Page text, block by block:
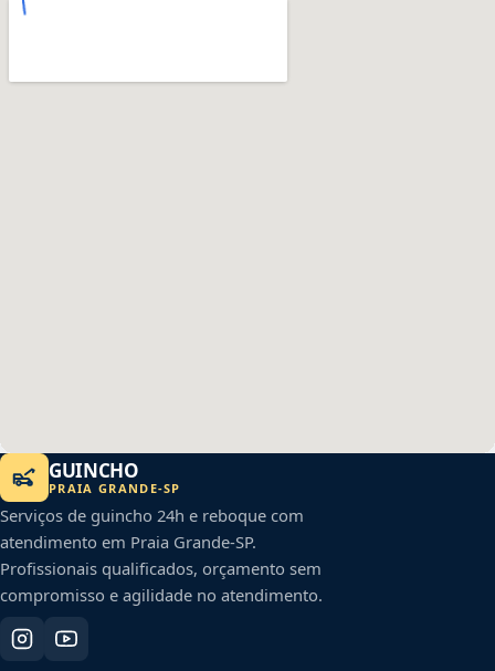
GUINCHO
PRAIA GRANDE-SP
Serviços de guincho 24h e reboque com
atendimento em Praia Grande-SP.
Profissionais qualificados, orçamento sem
compromisso e agilidade no atendimento.